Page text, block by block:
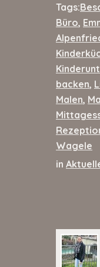
Tags:
Büro,
backen,
Malen,
Wagele
in